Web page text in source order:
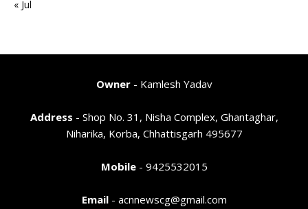
« Jul
Owner- Kamlesh Yadav
Address - Shop No. 31, Nisha Complex, Ghantaghar,
Niharika, Korba, Chhattisgarh 495677
Mobile- 9425532015
Email- acnnewscg@gmail.com